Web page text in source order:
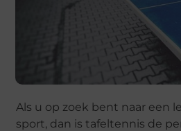
Als u op zoek bent naar een
sport, dan is tafeltennis de